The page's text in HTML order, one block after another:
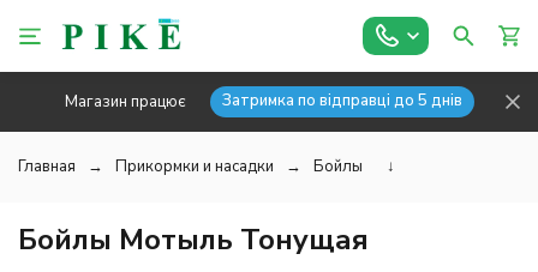
Магазин працює Затримка по відправці до 5 днів
Главная Прикормки и насадки Бойлы ↓
Бойлы Мотыль Тонущая